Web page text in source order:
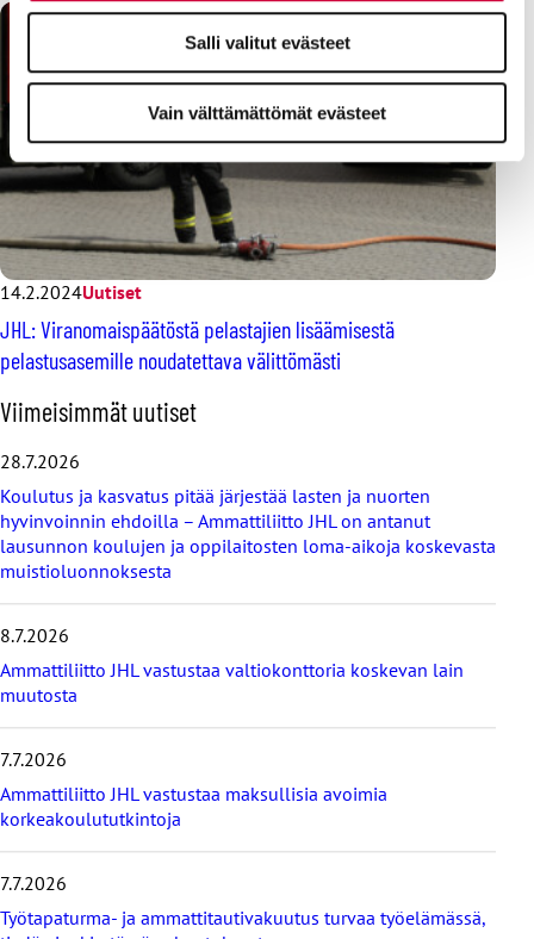
Salli valitut evästeet
Vain välttämättömät evästeet
14.2.2024Uutiset
JHL: Viranomaispäätöstä pelastajien lisäämisestä
pelastusasemille noudatettava välittömästi
O
h
i
t
a
v
i
i
i
s
i
ä
t
u
u
t
i
e
Viimeisimmät uutiset
28.7.2026
Koulutus ja kasvatus pitää järjestää lasten ja nuorten
hyvinvoinnin ehdoilla – Ammattiliitto JHL on antanut
lausunnon koulujen ja oppilaitosten loma-aikoja koskevasta
muistioluonnoksesta
8.7.2026
Ammattiliitto JHL vastustaa valtiokonttoria koskevan lain
muutosta
7.7.2026
Ammattiliitto JHL vastustaa maksullisia avoimia
korkeakoulututkintoja
7.7.2026
Työtapaturma- ja ammattitautivakuutus turvaa työelämässä,